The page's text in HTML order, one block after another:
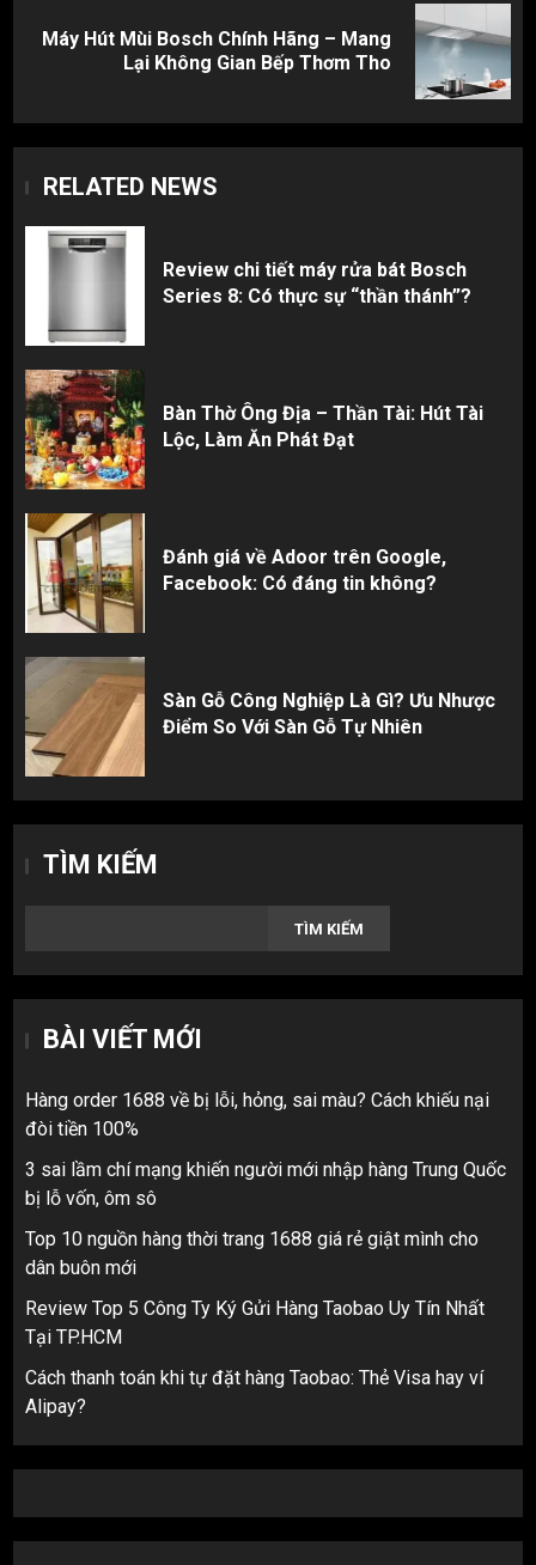
Next
Máy Hút Mùi Bosch Chính Hãng – Mang
Lại Không Gian Bếp Thơm Tho
RELATED NEWS
Review chi tiết máy rửa bát Bosch
Series 8: Có thực sự “thần thánh”?
Bàn Thờ Ông Địa – Thần Tài: Hút Tài
Lộc, Làm Ăn Phát Đạt
Đánh giá về Adoor trên Google,
Facebook: Có đáng tin không?
Sàn Gỗ Công Nghiệp Là Gì? Ưu Nhược
Điểm So Với Sàn Gỗ Tự Nhiên
TÌM KIẾM
TÌM KIẾM
BÀI VIẾT MỚI
Hàng order 1688 về bị lỗi, hỏng, sai màu? Cách khiếu nại
đòi tiền 100%
3 sai lầm chí mạng khiến người mới nhập hàng Trung Quốc
bị lỗ vốn, ôm sô
Top 10 nguồn hàng thời trang 1688 giá rẻ giật mình cho
dân buôn mới
Review Top 5 Công Ty Ký Gửi Hàng Taobao Uy Tín Nhất
Tại TP.HCM
Cách thanh toán khi tự đặt hàng Taobao: Thẻ Visa hay ví
Alipay?